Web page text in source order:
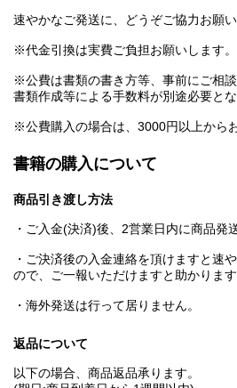
速やかなご発送に、どうぞご協力お願い
※代金引換は実費ご負担お願いします
※公費は書類の書き方等、事前にご相談
書類作成等による手数料が別途必要とな
※公費購入の場合は、3000円以上から
書籍の購入について
商品引き渡し方法
・ご入金(決済)後、2営業日内に商品発
・ご決済後の入金連絡を頂けますと速
ので、ご一報いただけますと助かります
・海外発送は行って居りません。
返品について
以下の場合、商品返品承ります。